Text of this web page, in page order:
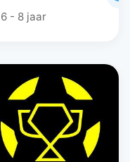
6 - 8 jaar